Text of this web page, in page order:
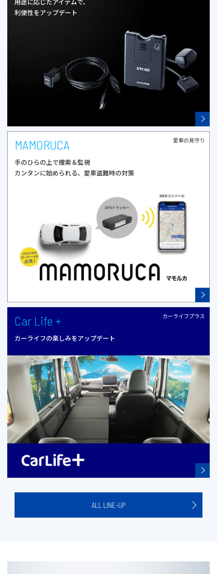
利便性をアップデート
MAMORUCA 愛車の見守り
手のひらの上で捜索＆監視
カンタンに始められる、愛車盗難時の対策
Car Life + カーライフプラス
カーライフの楽しみをアップデート
ALL LINE-UP